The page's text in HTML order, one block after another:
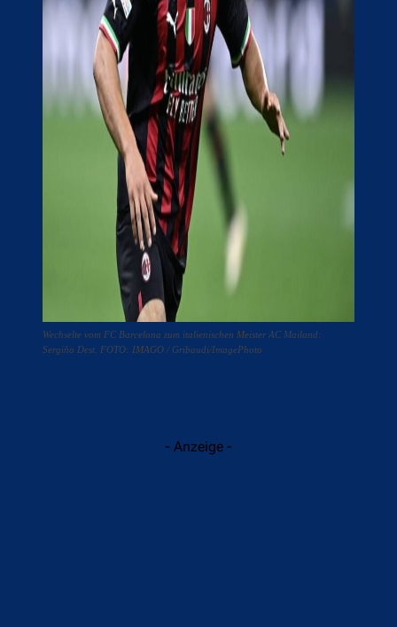
Wechselte vom FC Barcelona zum italienischen Meister AC Mailand:
Sergiño Dest. FOTO: IMAGO / Gribaudi/ImagePhoto
- Anzeige -